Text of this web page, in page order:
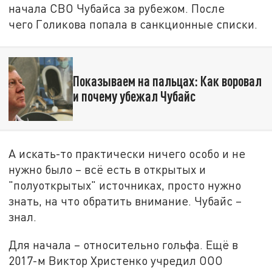
начала СВО Чубайса за рубежом. После
чего Голикова попала в санкционные списки.
Показываем на пальцах: Как воровал
и почему убежал Чубайс
А искать-то практически ничего особо и не
нужно было – всё есть в открытых и
"полуоткрытых" источниках, просто нужно
знать, на что обратить внимание. Чубайс –
знал.
Для начала – относительно гольфа. Ещё в
2017-м Виктор Христенко учредил ООО